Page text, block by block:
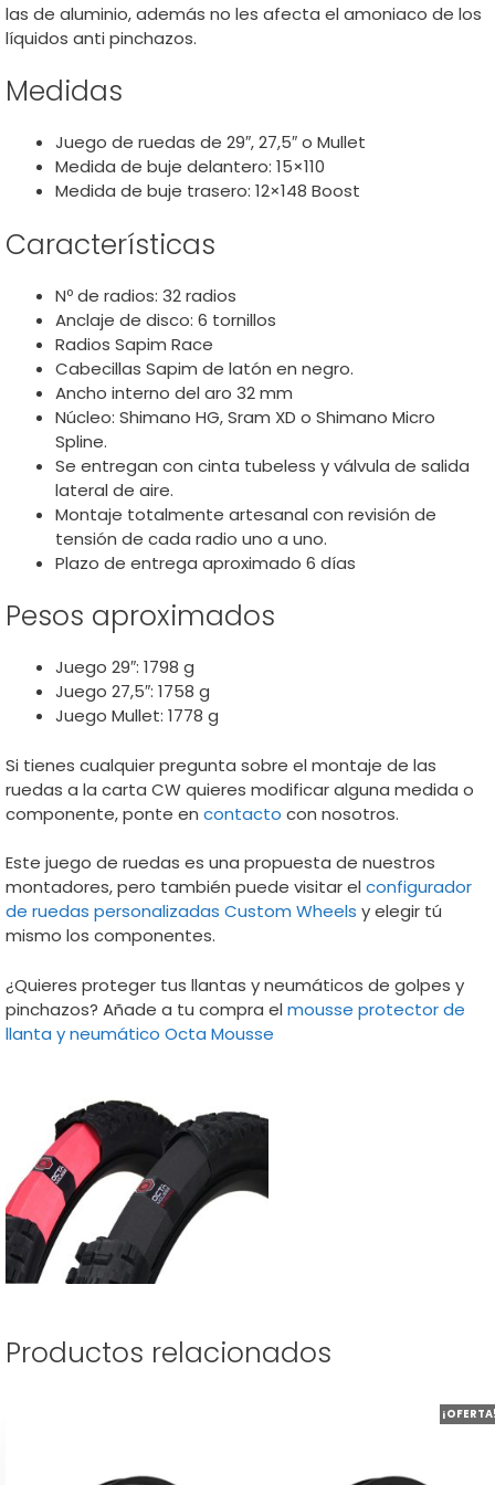
las de aluminio, además no les afecta el amoniaco de los
líquidos anti pinchazos.
Medidas
Juego de ruedas de 29″, 27,5″ o Mullet
Medida de buje delantero: 15×110
Medida de buje trasero: 12×148 Boost
Características
Nº de radios: 32 radios
Anclaje de disco: 6 tornillos
Radios Sapim Race
Cabecillas Sapim de latón en negro.
Ancho interno del aro 32 mm
Núcleo: Shimano HG, Sram XD o Shimano Micro
Spline.
Se entregan con cinta tubeless y válvula de salida
lateral de aire.
Montaje totalmente artesanal con revisión de
tensión de cada radio uno a uno.
Plazo de entrega aproximado 6 días
Pesos aproximados
Juego 29″: 1798 g
Juego 27,5″: 1758 g
Juego Mullet: 1778 g
Si tienes cualquier pregunta sobre el montaje de las
ruedas a la carta CW quieres modificar alguna medida o
componente, ponte en contacto con nosotros.
Este juego de ruedas es una propuesta de nuestros
montadores, pero también puede visitar el configurador
de ruedas personalizadas Custom Wheels y elegir tú
mismo los componentes.
¿Quieres proteger tus llantas y neumáticos de golpes y
pinchazos? Añade a tu compra el mousse protector de
llanta y neumático Octa Mousse
Productos relacionados